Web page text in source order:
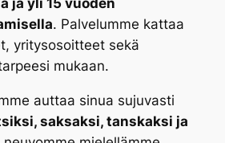
. Palvelumme kattaa
yritysosoitteet sekä
mukaan.
auttaa sinua sujuvasti
saksaksi, tanskaksi ja